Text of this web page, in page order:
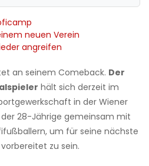
neuen Verein
angreifen
an seinem Comeback. Der
hält sich derzeit im
in der Wiener
28-Jährige gemeinsam mit
um für seine nächste
zu sein.